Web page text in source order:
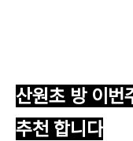
산원초 방 이번
추천 합니다